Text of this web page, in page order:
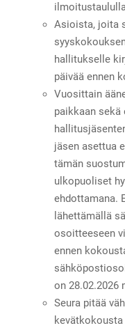
Asioista, joita
hallitukselle
päivää ennen
Vuosittain
paikkaan
jäsen asettua
tämän
ulkopuoliset
ehdottamana.
lähettämällä
osoitteeseen
ennen
on 28.02.2026
Seura pitää